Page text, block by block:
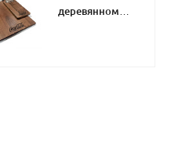
деревянном